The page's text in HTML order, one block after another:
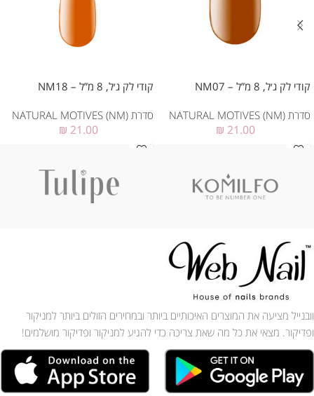
קודי לק ג׳ל, 8 מ”ל – NM07
סדרת NATURAL MOTIVES (NM)
₪ 21.00
קודי לק ג׳ל, 8 מ”ל – NM18
סדרת NATURAL MOTIVES (NM)
₪ 21.00
וובנייל מציעה את המוצרים האיכותיים ביותר ובמחירים הזולים ביותר למניקור
ופדיקור. מצאי את כל מה שאת צריכה כדי להגיע למניקור ופדיקור מושלמים!